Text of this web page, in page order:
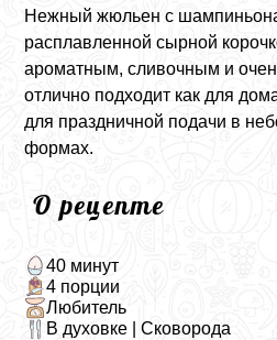
Нежный жюльен с
расплавленной сырной
ароматным, сливочным и
отлично подходит как для
для праздничной подачи в
формах.
О рецепте
40 минут
4 порции
Любитель
В духовке | Сковорода